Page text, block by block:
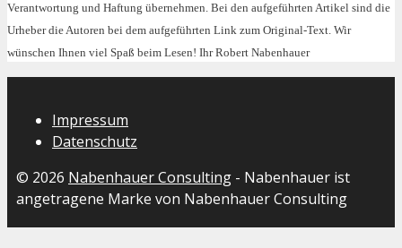
Verantwortung und Haftung übernehmen. Bei den aufgeführten Artikel sind die
Urheber die Autoren bei dem aufgeführten Link zum Original-Text. Wir
wünschen Ihnen viel Spaß beim Lesen! Ihr Robert Nabenhauer
Impressum
Datenschutz
© 2026 Nabenhauer Consulting - Nabenhauer ist
angetragene Marke von Nabenhauer Consulting